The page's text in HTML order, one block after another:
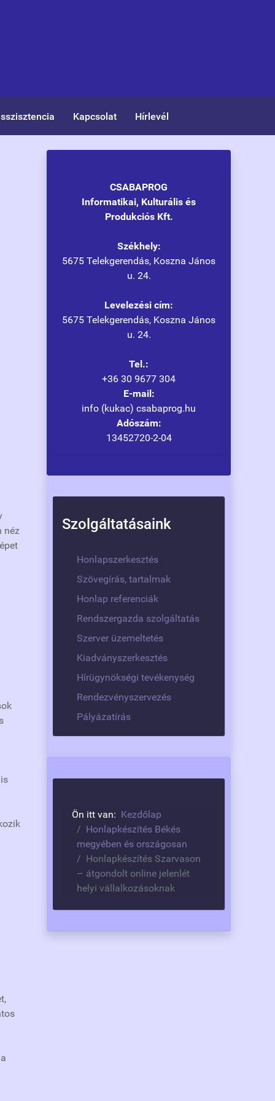
Kapcsolat Hírlevél
néz
CSABAPROG
Informatikai, Kulturális és
Produkciós Kft.
Székhely:
5675 Telekgerendás, Koszna János
u. 24.
Levelezési cím:
5675 Telekgerendás, Koszna János
u. 24.
Tel.:
+36 30 9677 304
E-mail:
info (kukac) csabaprog.hu
Adószám:
13452720-2-04
Szolgáltatásaink
Honlapszerkesztés
Szövegírás, tartalmak
Honlap referenciák
Rendszergazda szolgáltatás
Szerver üzemeltetés
Kiadványszerkesztés
Hírügynökségi tevékenység
Rendezvényszervezés
Pályázatírás
Ön itt van: Kezdőlap
Honlapkészítés Békés
megyében és országosan
Honlapkészítés Szarvason
– átgondolt online jelenlét
helyi vállalkozásoknak